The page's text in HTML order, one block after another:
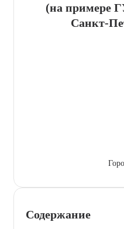
(на примере
Санкт-
Содержание